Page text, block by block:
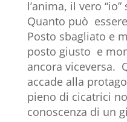
l’anima, il vero
Quanto può
Posto sbagliato e
posto giusto e
ancora viceversa.
accade alla
pieno di cicatrici
conoscenza di un